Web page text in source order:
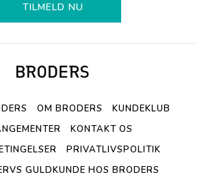
TILMELD NU
OM BRODERS
KUNDEKLUB
KONTAKT OS
PRIVATLIVSPOLITIK
GULDKUNDE HOS BRODERS